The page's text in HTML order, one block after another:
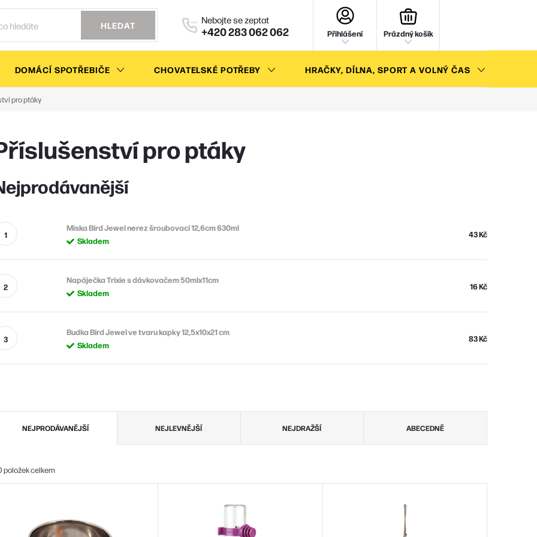
HLEDAT +420 283 062 062 Přihlášení Prázdný košík
DOMÁCÍ SPOTŘEBIČE CHOVATELSKÉ POTŘEBY HRAČKY, DÍLNA, SPORT A VOLNÝ ČAS
pro ptáky
pro ptáky
Miska Bird Jewel nerez šroubovací 12,6cm 630ml
Skladem
43 Kč
Napáječka Trixie s dávkovačem 50mlx11cm
Skladem
16 Kč
Budka Bird Jewel ve tvaru kapky 12,5x10x21 cm
Skladem
83 Kč
NEJPRODÁVANĚJŠÍ NEJLEVNĚJŠÍ NEJDRAŽŠÍ ABECEDNĚ
položek celkem